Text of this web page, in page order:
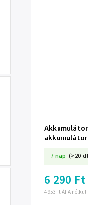
7 nap (>20
4 953 Ft ÁFA nélkül
6 290 Ft